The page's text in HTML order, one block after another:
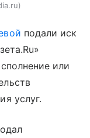
подали иск
или
услуг.